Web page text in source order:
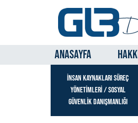
ANASAYFA
İNSAN KAYNAKLARI SÜREÇ
YÖNETİMLERİ / SOSYAL
GÜVENLİK DANIŞMANLIĞI